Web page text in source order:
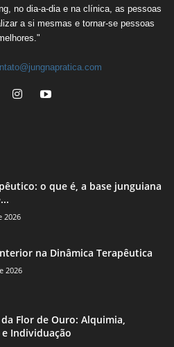
no dia-a-dia e na clínica, as pessoas
a si mesmas e tornar-se pessoas
o que é, a base junguiana
2026
na Dinâmica Terapêutica
2026
Flor de Ouro: Alquimia,
Individuação